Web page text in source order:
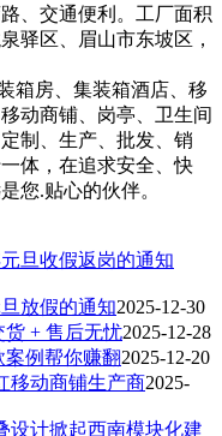
、交通便利。工厂面积
驿区、眉山市东坡区，
房、集装箱酒店、移
动商铺、岗亭、卫生间
制、生产、批发、销
体，在追求安全、快
您.贴心的伙伴。
旦收假返岗的通知
放假的通知2025-12-30
货 + 售后无忧2025-12-28
案例帮你赚翻2025-12-20
移动商铺生产商2025-
设计掀起西南模块化建